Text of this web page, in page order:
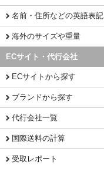
名前・住所などの英語表記
海外のサイズや重量
ECサイト・代行会社
ECサイトから探す
ブランドから探す
代行会社一覧
国際送料の計算
受取レポート